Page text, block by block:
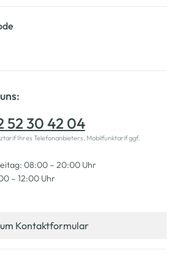
52 30 42 04
Ihres Telefonanbieters, Mobilfunktarif ggf.
08:00 – 20:00 Uhr
– 12:00 Uhr
Kontaktformular